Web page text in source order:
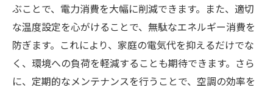
ぶことで、電力消費を大幅に削減できます。また、適切
な温度設定を心がけることで、無駄なエネルギー消費を
防ぎます。これにより、家庭の電気代を抑えるだけでな
く、環境への負荷を軽減することも期待できます。さら
に、定期的なメンテナンスを行うことで、空調の効率を